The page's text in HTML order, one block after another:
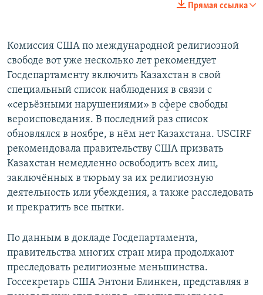
720p 1080p
720p
1080p
Прямая ссылка
Комиссия США по международной религиозной
свободе вот уже несколько лет рекомендует
Госдепартаменту включить Казахстан в свой
специальный список наблюдения в связи с
«серьёзными нарушениями» в сфере свободы
вероисповедания. В последний раз список
обновлялся в ноябре, в нём нет Казахстана. USCIRF
рекомендовала правительству США призвать
Казахстан немедленно освободить всех лиц,
заключённых в тюрьму за их религиозную
деятельность или убеждения, а также расследовать
и прекратить все пытки.
По данным в докладе Госдепартамента,
правительства многих стран мира продолжают
преследовать религиозные меньшинства.
Госсекретарь США Энтони Блинкен, представляя в